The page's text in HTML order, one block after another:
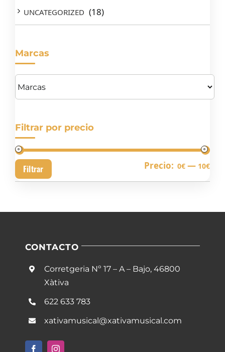
UNCATEGORIZED (18)
Marcas
Filtrar por precio
Filtrar Precio: 0€ — 10€
CONTACTO
Corretgeria Nº 17 – A – Bajo, 46800
Xàtiva
622 633 783
xativamusical@xativamusical.com